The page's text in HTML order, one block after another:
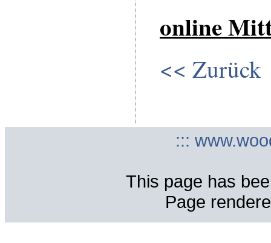
online
<< Zurück
:::
This page has
Page